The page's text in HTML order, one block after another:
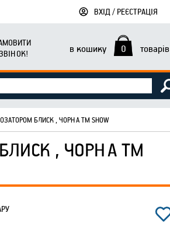
ВХІД / РЕЄСТРАЦІЯ
в кошику 0 товарів
БЛИСК , ЧОРНА ТМ SHOW
, ЧОРНА ТМ